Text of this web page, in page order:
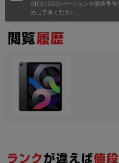
個別にOSのバージョンや製造番
めご了承ください。
円 ～
発売日
各項目のチェックボックスは「or検索」となります。